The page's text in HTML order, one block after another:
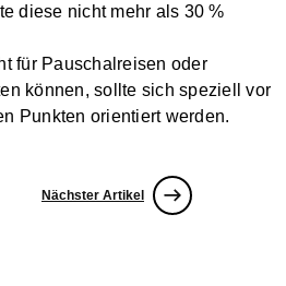
diese nicht mehr als 30 %
für Pauschalreisen oder
können, sollte sich speziell vor
Punkten orientiert werden.
Nächster Artikel